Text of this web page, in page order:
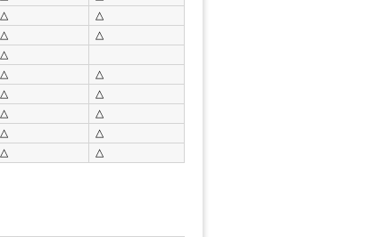
△
△
△
△
△
△
△
△
△
△
△
△
△
△ △